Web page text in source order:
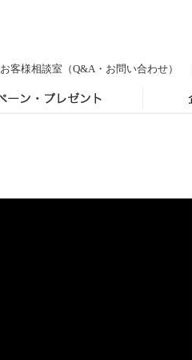
お客様相談室 （Q&A・お問い合わせ）